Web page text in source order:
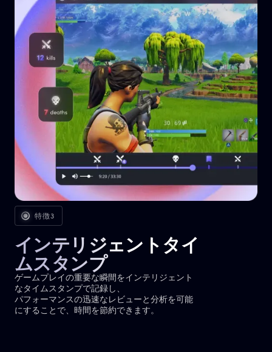
特徴3
インテリジェントタイ
ムスタンプ
ゲームプレイの重要な瞬間をインテリジェント
なタイムスタンプで記録し、
パフォーマンスの迅速なレビューと分析を可能
にすることで、時間を節約できます。